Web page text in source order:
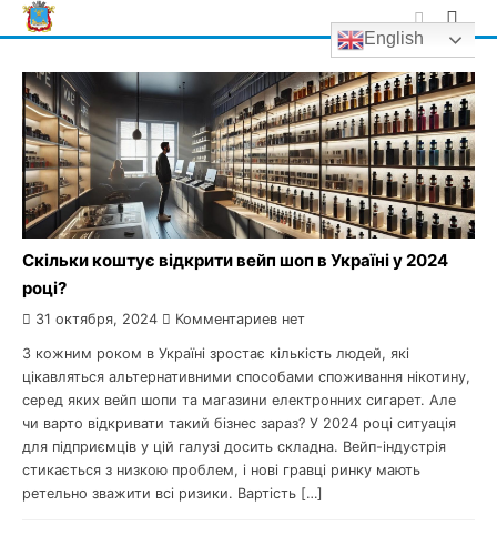
Skip
to
Скільки коштує відкрити вейп шоп в Україні у 2024
році?
31 октября, 2024 Комментариев нет
З кожним роком в Україні зростає кількість людей, які
цікавляться альтернативними способами споживання нікотину,
серед яких вейп шопи та магазини електронних сигарет. Але
чи варто відкривати такий бізнес зараз? У 2024 році ситуація
для підприємців у цій галузі досить складна. Вейп-індустрія
стикається з низкою проблем, і нові гравці ринку мають
ретельно зважити всі ризики. Вартість […]
English